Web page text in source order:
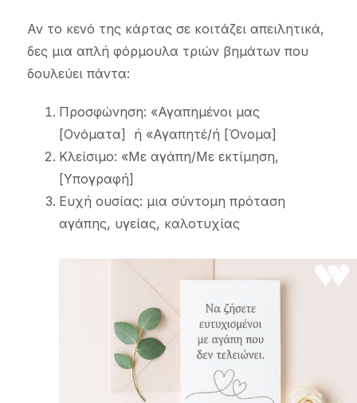
Αν το κενό της κάρτας σε κοιτάζει απειλητικά,
δες μια απλή φόρμουλα τριών βημάτων που
δουλεύει πάντα:
Προσφώνηση: «Αγαπημένοι μας
[Ονόματα] ή «Αγαπητέ/ή [Όνομα]
Κλείσιμο: «Με αγάπη/Με εκτίμηση,
[Υπογραφή]
Ευχή ουσίας: μια σύντομη πρόταση
αγάπης, υγείας, καλοτυχίας